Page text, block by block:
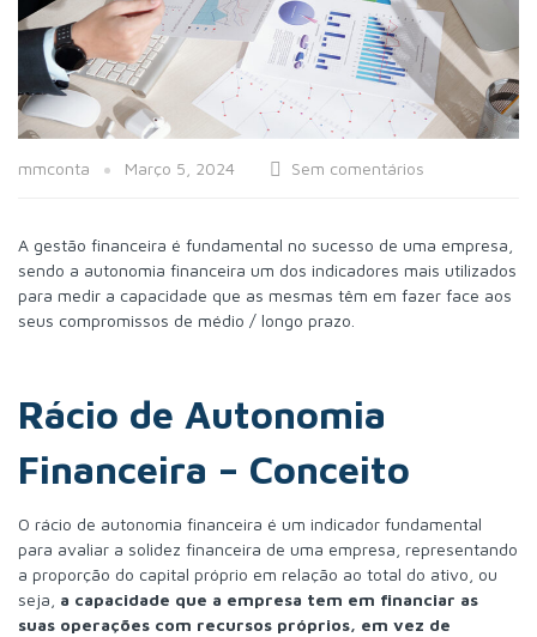
mmconta Março 5, 2024 Sem comentários
A gestão financeira é fundamental no sucesso de uma empresa,
sendo a autonomia financeira um dos indicadores mais utilizados
para medir a capacidade que as mesmas têm em fazer face aos
seus compromissos de médio / longo prazo.
Rácio de Autonomia
Financeira – Conceito
O rácio de autonomia financeira é um indicador fundamental
para avaliar a solidez financeira de uma empresa, representando
a proporção do capital próprio em relação ao total do ativo, ou
seja, a capacidade que a empresa tem em financiar as
suas operações com recursos próprios, em vez de